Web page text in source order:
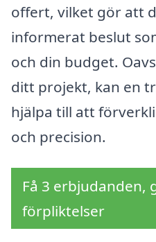
offert, vilket gör att
informerat beslut
och din budget.
ditt projekt, kan en
hjälpa till att
och precision.
Få 3 erbjudanden,
förpliktelser